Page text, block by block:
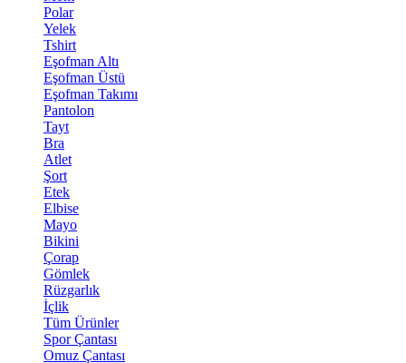
Polar
Yelek
Tshirt
Eşofman Altı
Eşofman Üstü
Eşofman Takımı
Pantolon
Tayt
Bra
Atlet
Şort
Etek
Elbise
Mayo
Bikini
Çorap
Gömlek
Rüzgarlık
İçlik
Tüm Ürünler
Spor Çantası
Omuz Çantası